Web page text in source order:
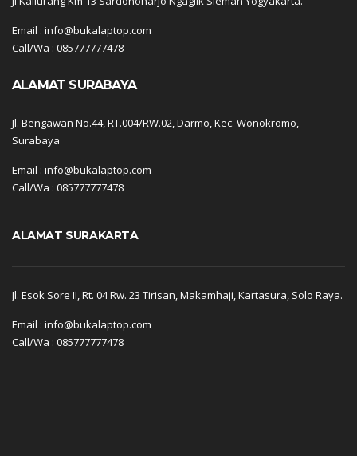
Email : info@bukalaptop.com
Call/Wa : 085777777478
ALAMAT SURABAYA
Jl. Bengawan No.44, RT.004/RW.02, Darmo, Kec. Wonokromo,
Surabaya
Email : info@bukalaptop.com
Call/Wa : 085777777478
ALAMAT SURAKARTA
Jl. Esok Sore II, Rt. 04 Rw. 23 Tirisan, Makamhaji, Kartasura, Solo Raya.
Email : info@bukalaptop.com
Call/Wa : 085777777478